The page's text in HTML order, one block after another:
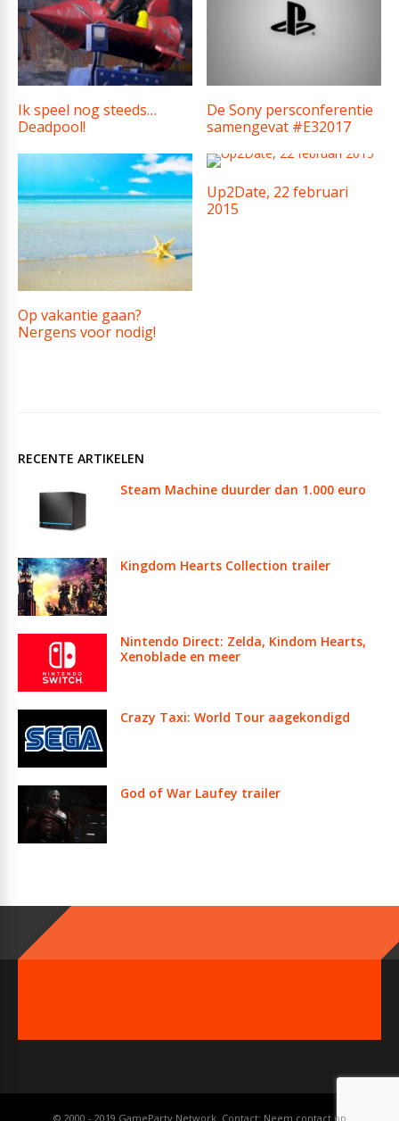
Ik speel nog steeds…
Deadpool!
De Sony persconferentie
samengevat #E32017
Op vakantie gaan?
Nergens voor nodig!
Up2Date, 22 februari
2015
RECENTE ARTIKELEN
Steam Machine duurder dan 1.000 euro
Kingdom Hearts Collection trailer
Nintendo Direct: Zelda, Kindom Hearts,
Xenoblade en meer
Crazy Taxi: World Tour aagekondigd
God of War Laufey trailer
© 2000 - 2019 GameParty Network. Contact: Neem contact op